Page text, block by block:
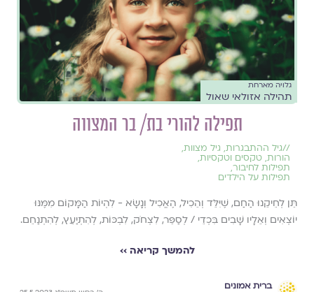
גלויה מארחת
תהילה אזולאי שאול
תפילה להורי בת/ בר המצווה
//גיל ההתבגרות, גיל מצוות,
הורות, טקסים וטקסיות,
תפילות לחיבור,
תפילות על הילדים
תֵּן לְחֵיקֵנוּ הַחַם, שֶׁיִּלֵּד וְהֵכִיל, הֶאֱכִיל וְנָשָׂא - לִהְיוֹת הַמָּקוֹם מִמֶּנּוּ
יוֹצְאִים וְאֵלָיו שָׁבִים בִּכְדֵי / לְסַפֵּר, לִצְחֹק, לִבְכּוֹת, לְהִתְיַעֵץ, לְהִתְנַחֵם.
להמשך קריאה ››
ברית אמונים